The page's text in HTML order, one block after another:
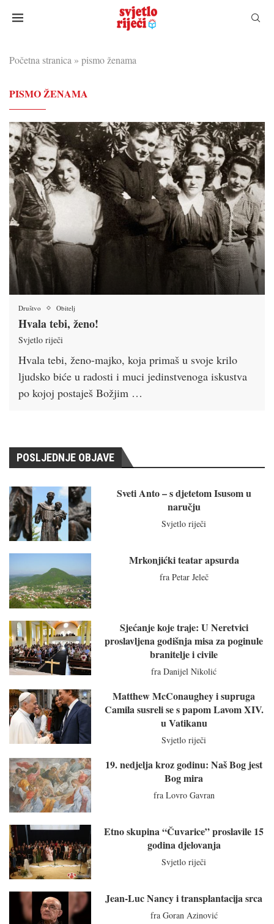
Početna stranica » pismo ženama
PISMO ŽENAMA
Društvo Obitelj
Hvala tebi, ženo!
Svjetlo riječi
Hvala tebi, ženo-majko, koja primaš u svoje krilo
ljudsko biće u radosti i muci jedinstvenoga iskustva
po kojoj postaješ Božjim …
POSLJEDNJE OBJAVE
Sveti Anto – s djetetom Isusom u
naručju
Svjetlo riječi
Mrkonjićki teatar apsurda
fra Petar Jeleč
Sjećanje koje traje: U Neretvici
proslavljena godišnja misa za poginule
branitelje i civile
fra Danijel Nikolić
Matthew McConaughey i supruga
Camila susreli se s papom Lavom XIV.
u Vatikanu
Svjetlo riječi
19. nedjelja kroz godinu: Naš Bog jest
Bog mira
fra Lovro Gavran
Etno skupina “Čuvarice” proslavile 15
godina djelovanja
Svjetlo riječi
Jean-Luc Nancy i transplantacija srca
fra Goran Azinović